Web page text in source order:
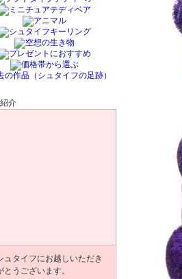
ュタイフにお越しいただき
とうございます。